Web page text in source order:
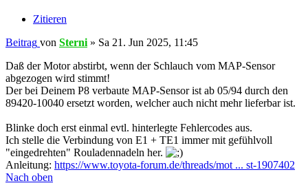
Zitieren
Beitrag von Sterni » Sa 21. Jun 2025, 11:45
Daß der Motor abstirbt, wenn der Schlauch vom MAP-Sensor
abgezogen wird stimmt!
Der bei Deinem P8 verbaute MAP-Sensor ist ab 05/94 durch den
89420-10040 ersetzt worden, welcher auch nicht mehr lieferbar ist.
Blinke doch erst einmal evtl. hinterlegte Fehlercodes aus.
Ich stelle die Verbindung von E1 + TE1 immer mit gefühlvoll
"eingedrehten" Rouladennadeln her.
Anleitung: https://www.toyota-forum.de/threads/mot ... st-1907402
Nach oben